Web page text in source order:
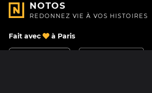
NOTOS
REDONNEZ VIE À VOS HISTOIRES
Fait avec à Paris